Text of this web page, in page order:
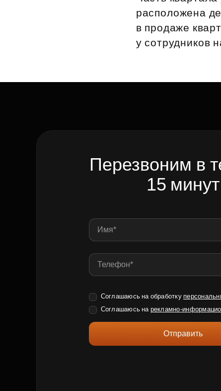
расположена
в продаже
у сотрудников
Перезвоним в
15 минут
Соглашаюсь на обработку
Соглашаюсь на рекламно-
Отправить